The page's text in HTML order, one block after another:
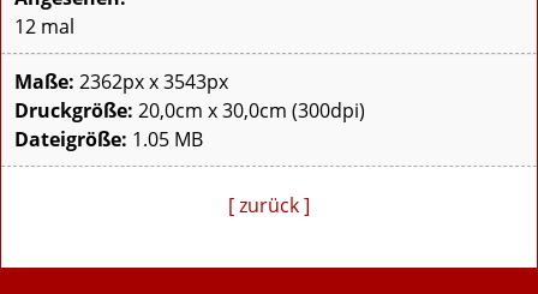
12 mal
Maße: 2362px x 3543px
Druckgröße: 20,0cm x 30,0cm (300dpi)
Dateigröße: 1.05 MB
[ zurück ]